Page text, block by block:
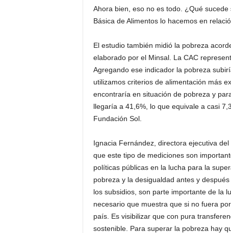
Ahora bien, eso no es todo. ¿Qué
Básica de Alimentos lo hacemos en
El estudio también midió la pobreza
elaborado por el Minsal. La CAC
Agregando ese indicador la pobreza
utilizamos criterios de alimentación más
encontraría en situación de pobreza y
llegaría a 41,6%, lo que equivale a casi
Fundación Sol.
Ignacia Fernández, directora ejecutiva
que este tipo de mediciones son
políticas públicas en la lucha para la
pobreza y la desigualdad antes y
los subsidios, son parte importante de la
necesario que muestra que si no fuera
país. Es visibilizar que con pura
sostenible. Para superar la pobreza hay